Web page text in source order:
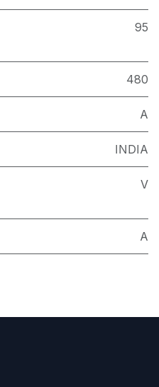
95
480
A
INDIA
V
A